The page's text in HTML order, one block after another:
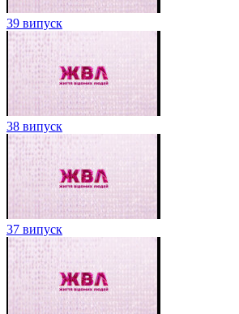
39 випуск
38 випуск
37 випуск